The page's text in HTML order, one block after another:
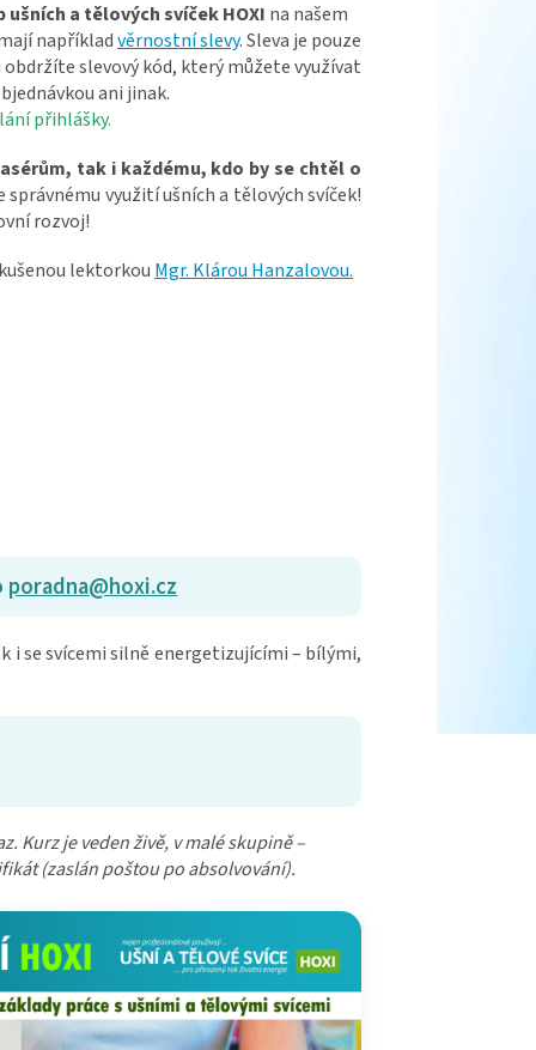
ušních a tělových svíček HOXI na našem
napříkladvěrnostní slevy. Sleva je pouze
slevový kód, který můžete využívat
ani jinak.
přihlášky.
tak i každému, kdo by se chtěl o
využití ušních a tělových svíček!
rozvoj!
lektorkou Mgr. Klárou Hanzalovou.
poradna@hoxi.cz
i se svícemi silně energetizujícími – bílými,
Kurz je veden živě, v malé skupině –
(zaslán poštou po absolvování).